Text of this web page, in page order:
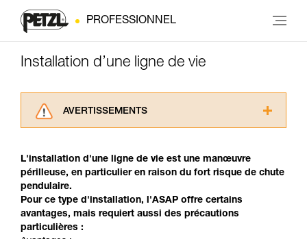
PROFESSIONNEL
Installation d’une ligne de vie
AVERTISSEMENTS
consulter. Vous devez avoir compris les
informations de la notice technique pour
pouvoir comprendre ce complément
d’informations.
Maîtriser ces techniques nécessite une
formation et un entraînement spécifique. Validez
L'installation d'une ligne de vie est une manœuvre
périlleuse, en particulier en raison du fort risque de chute
pendulaire.
Pour ce type d'installation, l'ASAP offre certains
avantages, mais requiert aussi des précautions
particulières :